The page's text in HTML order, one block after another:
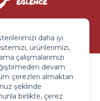
daha iyi
ürünlerimizi,
çalışmalarımızı
devam
çerezleri almaktan
şeklinde
birlikte, çerez
9093
Eğlence ve Oyuncak
Şirketi
Site By Beework